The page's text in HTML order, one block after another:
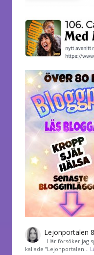
Lejonportalen
Här försöker jag
kallade ”Lejonportalen…